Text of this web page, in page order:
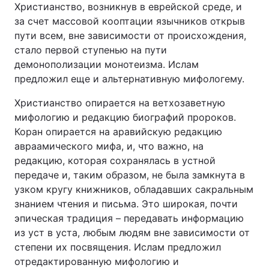
Христианство, возникнув в еврейской среде, и
за счет массовой кооптации язычников открыв
пути всем, вне зависимости от происхождения,
стало первой ступенью на пути
демонополизации монотеизма. Ислам
предложил еще и альтернативную мифологему.
Христианство опирается на ветхозаветную
мифологию и редакцию биографий пророков.
Коран опирается на аравийскую редакцию
авраамического мифа, и, что важно, на
редакцию, которая сохранялась в устной
передаче и, таким образом, не была замкнута в
узком кругу книжников, обладавших сакральным
знанием чтения и письма. Это широкая, почти
эпическая традиция – передавать информацию
из уст в уста, любым людям вне зависимости от
степени их посвящения. Ислам предложил
отредактированную мифологию и